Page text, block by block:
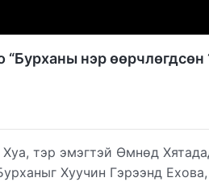
“Бурханы нэр
тэр эмэгтэй Өмнөд
Хуучин Гэрээнд